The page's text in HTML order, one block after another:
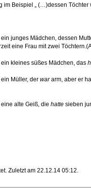
im Beispiel „ (…)dessen Töchter
junges Mädchen, dessen
eine Frau mit zwei
kleines süßes Mädchen, das
Müller, der wararm, aber er
alte Geiß, die hatte sieben
Zuletzt am 22.12.14 05:12.